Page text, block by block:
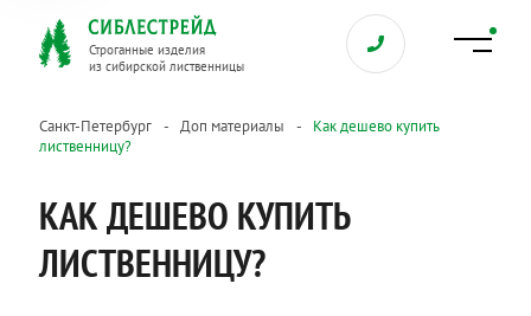
Строганные изделия
из сибирской лиственницы
Санкт-Петербург Доп материалы
Как дешево купить
лиственницу?
КАК ДЕШЕВО КУПИТЬ
ЛИСТВЕННИЦУ?